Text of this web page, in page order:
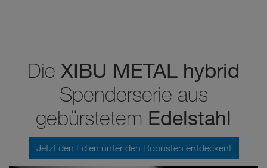
Die XIBU METAL hybrid
Spenderserie aus
gebürstetem Edelstahl
Jetzt den Edlen unter den Robusten entdecken!